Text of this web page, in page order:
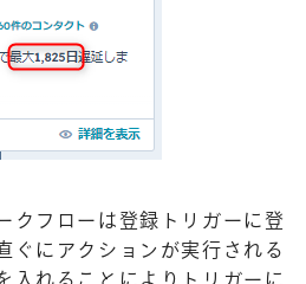
クフローは登録トリガーに登
ぐにアクションが実行される
入れることによりトリガーに